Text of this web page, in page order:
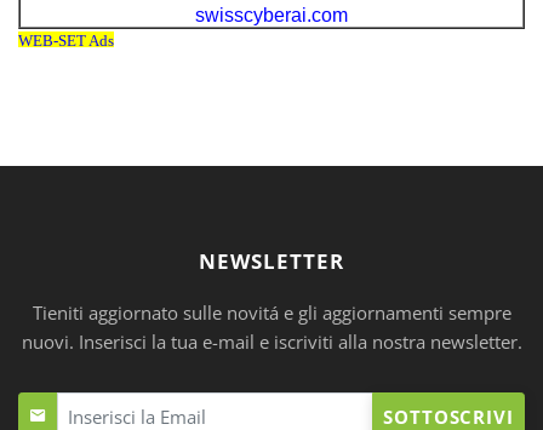
NEWSLETTER
Tieniti aggiornato sulle novitá e gli aggiornamenti sempre
nuovi. Inserisci la tua e-mail e iscriviti alla nostra newsletter.
SOTTOSCRIVI